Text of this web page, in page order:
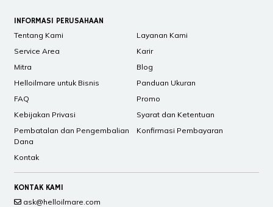
INFORMASI PERUSAHAAN
Tentang Kami
Layanan Kami
Service Area
Karir
Mitra
Blog
Helloilmare untuk Bisnis
Panduan Ukuran
FAQ
Promo
Kebijakan Privasi
Syarat dan Ketentuan
Pembatalan dan Pengembalian
Dana
Konfirmasi Pembayaran
Kontak
KONTAK KAMI
ask@helloilmare.com